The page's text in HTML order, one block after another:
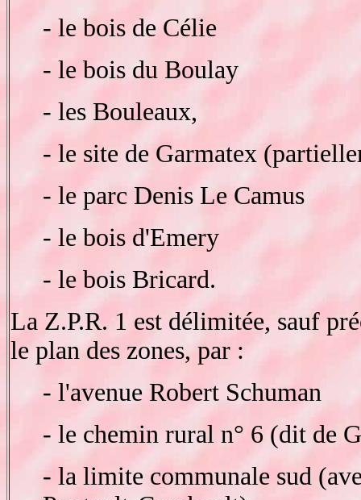
- le bois de Célie
- le bois du Boulay
- les Bouleaux,
- le site de Garmatex
- le parc Denis Le Camus
- le bois d'Emery
- le bois Bricard.
La Z.P.R. 1 est délimitée, sauf
le plan des zones, par :
- l'avenue Robert Schuman
- le chemin rural n° 6 (dit de
- la limite communale sud